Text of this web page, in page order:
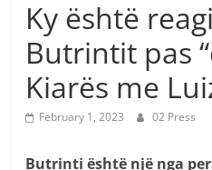
Ky është
Butrintit pas
Kiarës me
February 1, 2023 02 Press
Butrinti është një nga